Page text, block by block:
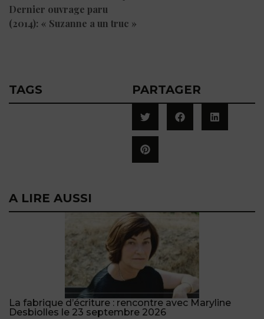
Dernier ouvrage paru
(2014): « Suzanne a un truc »
TAGS PARTAGER
A LIRE AUSSI
La fabrique d’écriture : rencontre avec Maryline
Desbiolles le 23 septembre 2026